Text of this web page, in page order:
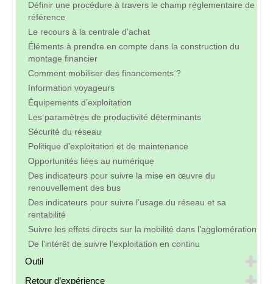
Définir une procédure à travers le champ réglementaire de
référence
Le recours à la centrale d’achat
Éléments à prendre en compte dans la construction du
montage financier
Comment mobiliser des financements ?
Information voyageurs
Équipements d’exploitation
Les paramètres de productivité déterminants
Sécurité du réseau
Politique d’exploitation et de maintenance
Opportunités liées au numérique
Des indicateurs pour suivre la mise en œuvre du
renouvellement des bus
Des indicateurs pour suivre l’usage du réseau et sa
rentabilité
Suivre les effets directs sur la mobilité dans l’agglomération
De l’intérêt de suivre l’exploitation en continu
Outil
Retour d’expérience